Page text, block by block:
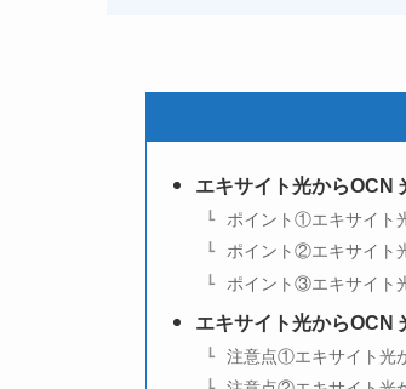
エキサイト光からOCN
ポイント①エキサイト
ポイント②エキサイト
ポイント③エキサイト
エキサイト光からOCN
注意点①エキサイト光